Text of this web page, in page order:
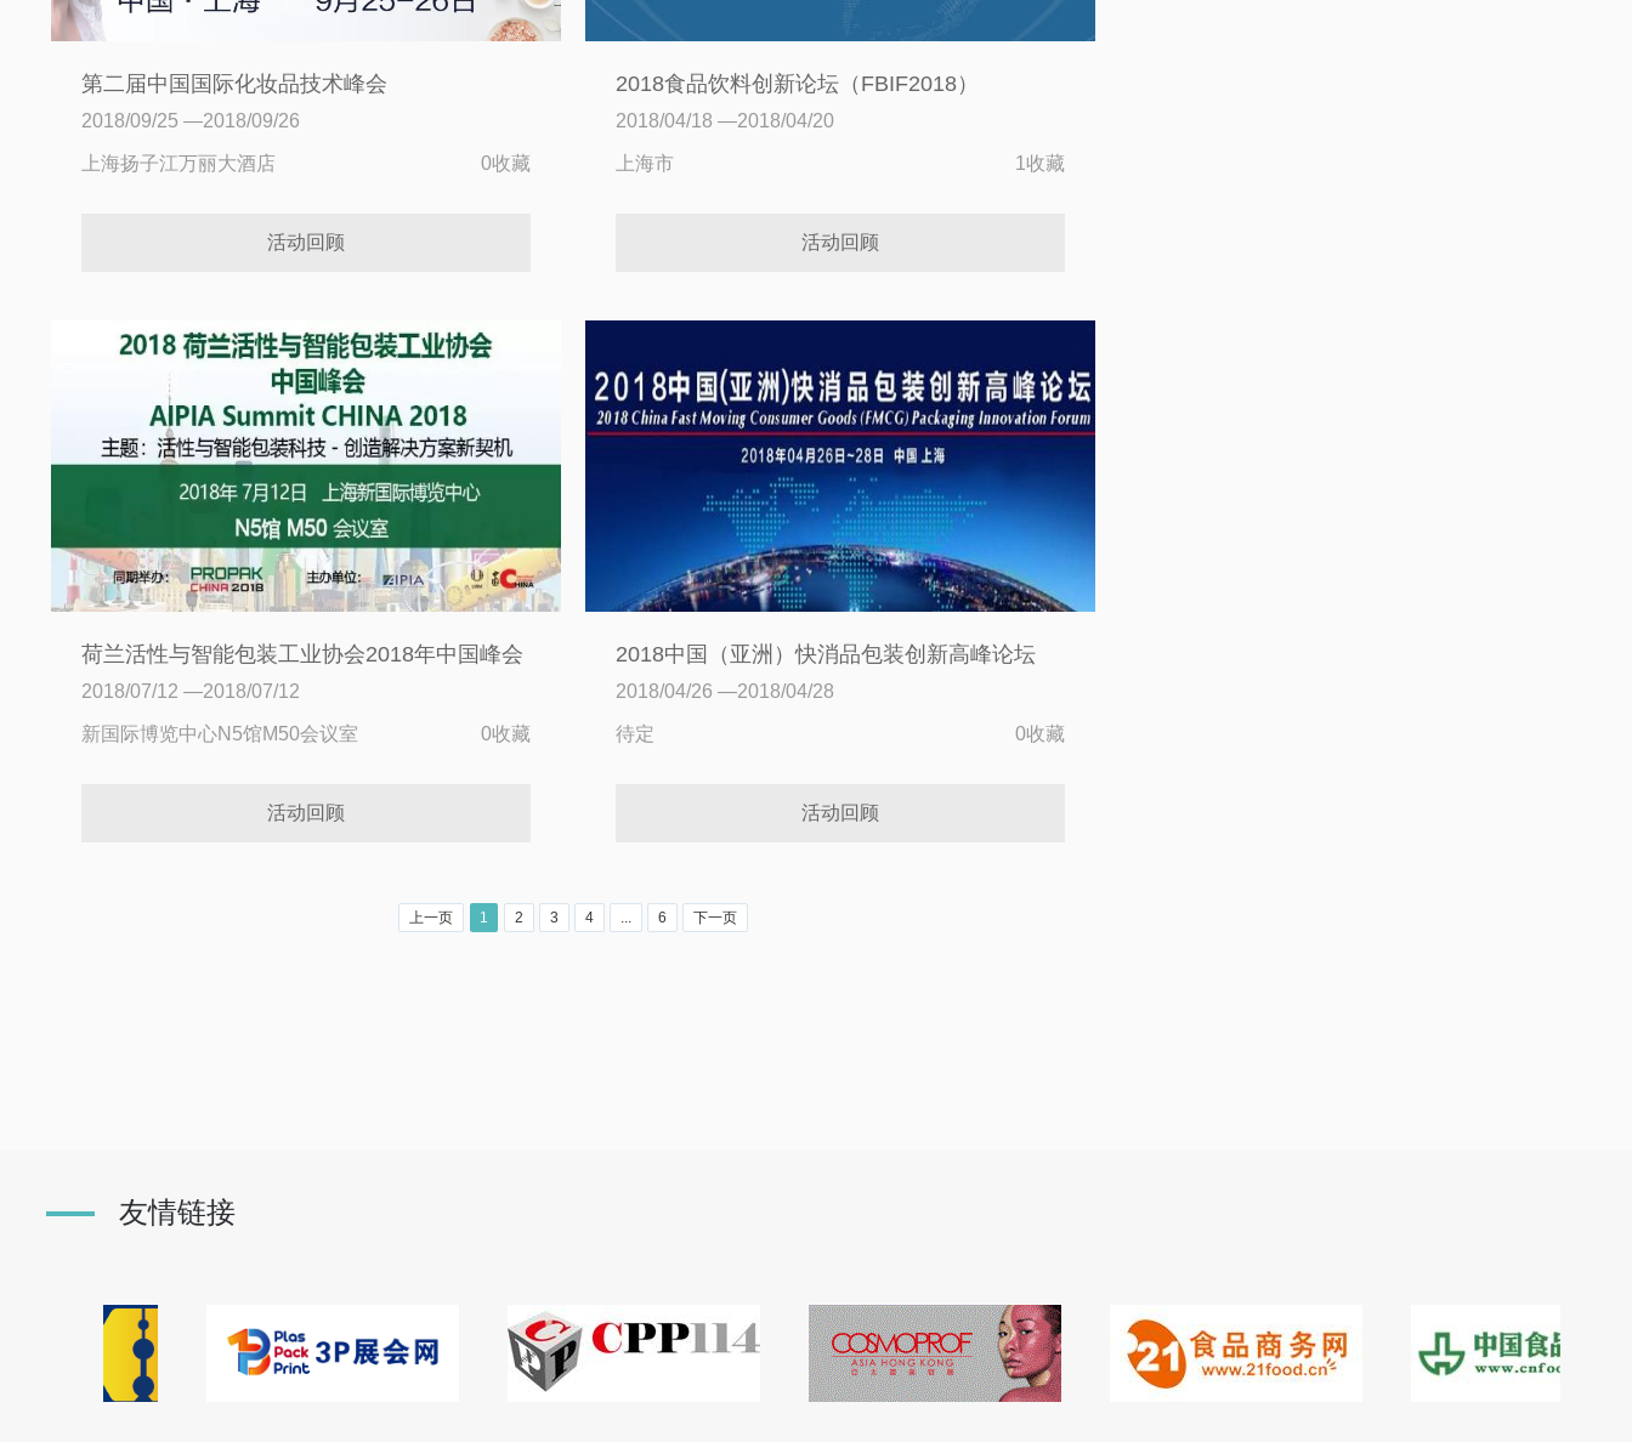
第二届中国国际化妆品技术峰会
（InnoCosme2018）
2018/09/25 —2018/09/26
上海扬子江万丽大酒店 0收藏
活动回顾
2018食品饮料创新论坛（FBIF2018）
2018/04/18 —2018/04/20
上海市 1收藏
活动回顾
荷兰活性与智能包装工业协会2018年中国峰会
2018/07/12 —2018/07/12
新国际博览中心N5馆M50会议室 0收藏
活动回顾
2018中国（亚洲）快消品包装创新高峰论坛
2018/04/26 —2018/04/28
待定 0收藏
活动回顾
上一页 1 2 3 4 ... 6 下一页
友情链接